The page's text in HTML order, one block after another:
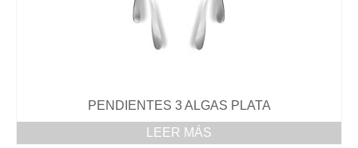
PENDIENTES 3 ALGAS PLATA
LEER MÁS